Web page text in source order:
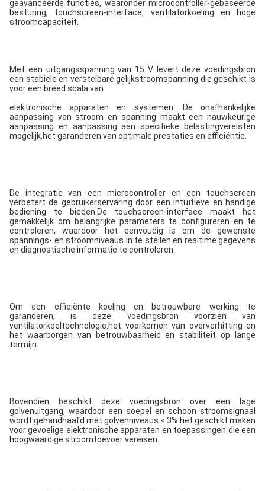
geavanceerde functies, waaronder microcontroller-gebaseerde
besturing, touchscreen-interface, ventilatorkoeling en hoge
stroomcapaciteit.
Met een uitgangsspanning van 15 V levert deze voedingsbron
een stabiele en verstelbare gelijkstroomspanning die geschikt is
voor een breed scala van
elektronische apparaten en systemen. De onafhankelijke
aanpassing van stroom en spanning maakt een nauwkeurige
aanpassing en aanpassing aan specifieke belastingvereisten
mogelijk,het garanderen van optimale prestaties en efficiëntie.
De integratie van een microcontroller en een touchscreen
verbetert de gebruikerservaring door een intuïtieve en handige
bediening te bieden.De touchscreen-interface maakt het
gemakkelijk om belangrijke parameters te configureren en te
controleren, waardoor het eenvoudig is om de gewenste
spannings- en stroomniveaus in te stellen en realtime gegevens
en diagnostische informatie te controleren.
Om een efficiënte koeling en betrouwbare werking te
garanderen, is deze voedingsbron voorzien van
ventilatorkoeltechnologie.het voorkomen van oververhitting en
het waarborgen van betrouwbaarheid en stabiliteit op lange
termijn.
Bovendien beschikt deze voedingsbron over een lage
golvenuitgang, waardoor een soepel en schoon stroomsignaal
wordt gehandhaafd met golvenniveaus ≤ 3%.het geschikt maken
voor gevoelige elektronische apparaten en toepassingen die een
hoogwaardige stroomtoevoer vereisen.